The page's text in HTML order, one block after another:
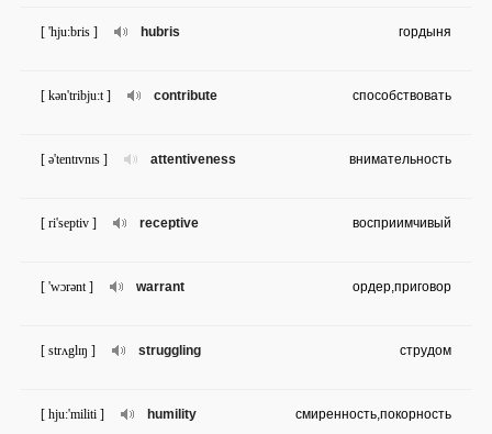
hubris
[ 'hju:bris ] гордыня
contribute
[ kən'tribju:t ] способствовать
attentiveness
[ ə'tentɪvnɪs ] внимательность
receptive
[ ri'septiv ] восприимчивый
warrant
[ 'wɔrənt ] ордер,приговор
struggling
[ strʌglɪŋ ] струдом
humility
[ hju:'militi ] смиренность,покорность